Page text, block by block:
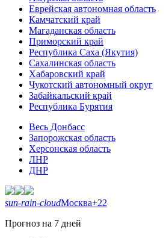
Еврейская автономная область
Камчатский край
Магаданская область
Приморский край
Республика Саха (Якутия)
Сахалинская область
Хабаровский край
Чукотский автономный округ
Забайкальский край
Республика Бурятия
Весь Донбасс
Запорожская область
Херсонская область
ЛНР
ДНР
sun-rain-cloudМосква+22
Прогноз на 7 дней